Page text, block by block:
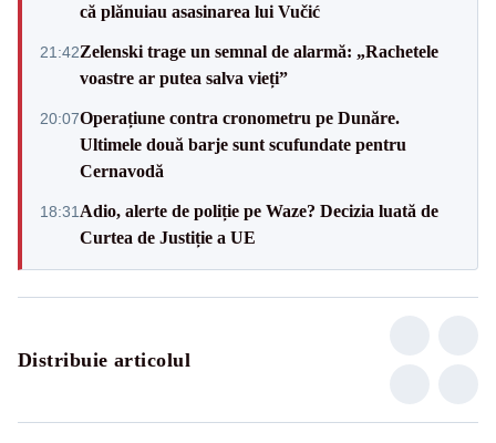
că plănuiau asasinarea lui Vučić
21:42Zelenski trage un semnal de alarmă: „Rachetele
voastre ar putea salva vieți”
20:07Operațiune contra cronometru pe Dunăre.
Ultimele două barje sunt scufundate pentru
Cernavodă
18:31 Adio, alerte de poliție pe Waze? Decizia luată de
Curtea de Justiție a UE
Distribuie articolul